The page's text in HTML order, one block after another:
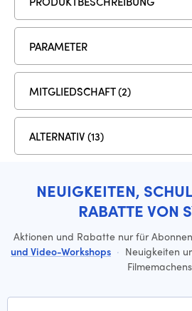
PARAMETER
MITGLIEDSCHAFT (2)
ALTERNATIV (13)
NEUIGKEITEN,
RABATTE VON
Aktionen und Rabatte nur für
und Video-Workshops · Neuigkeiten
Filmemachens